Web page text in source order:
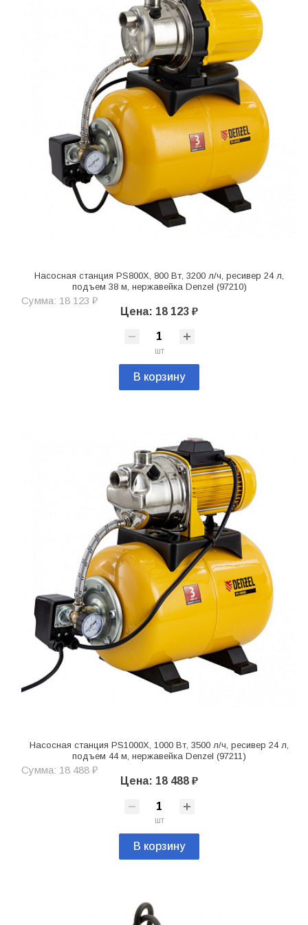
Насосная станция PS800X, 800 Вт, 3200 л/ч, ресивер 24 л,
подъем 38 м, нержавейка Denzel (97210)
Сумма: 18 123 ₽
Цена: 18 123 ₽
шт
В корзину
Насосная станция PS1000Х, 1000 Вт, 3500 л/ч, ресивер 24 л,
подъем 44 м, нержавейка Denzel (97211)
Сумма: 18 488 ₽
Цена: 18 488 ₽
шт
В корзину